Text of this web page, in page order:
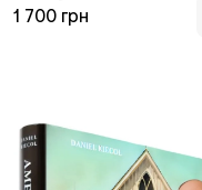
(Современная
архитектура.
1 700 грн